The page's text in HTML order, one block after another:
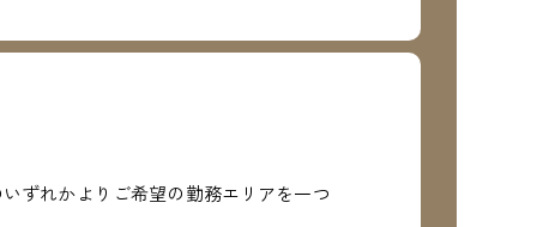
ずれかよりご希望の勤務エリアを一つ